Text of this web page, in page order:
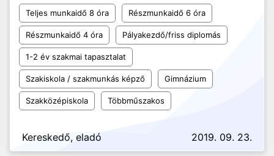
Teljes munkaidő 8 óra Részmunkaidő 6 óra
Részmunkaidő 4 óra Pályakezdő/friss diplomás
1-2 év szakmai tapasztalat
Szakiskola / szakmunkás képző Gimnázium
Szakközépiskola Többműszakos
Kereskedő, eladó 2019. 09. 23.